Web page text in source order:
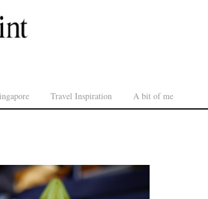
Travel Inspiration A bit of me